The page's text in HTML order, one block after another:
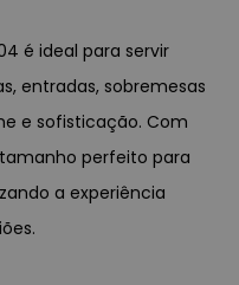
é ideal para servir
entradas, sobremesas
e sofisticação. Com
perfeito para
a experiência